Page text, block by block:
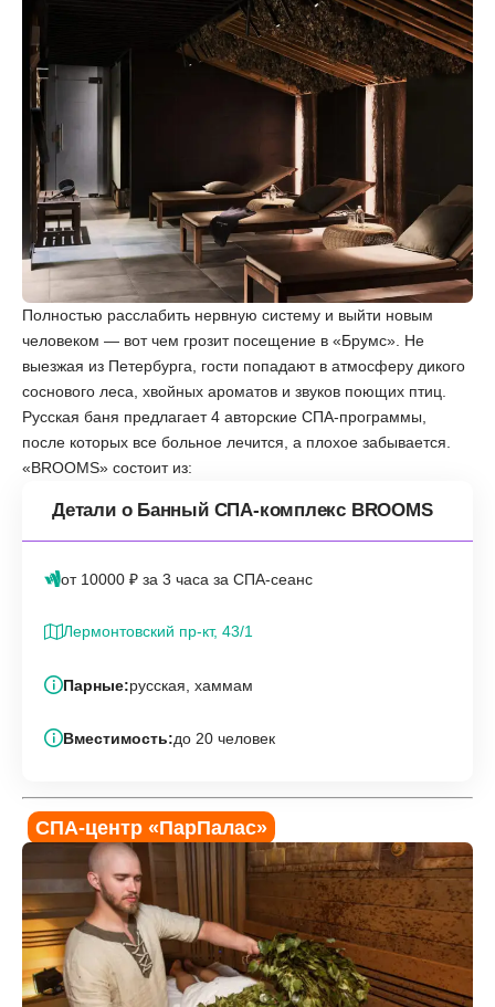
Полностью расслабить нервную систему и выйти новым
человеком — вот чем грозит посещение в «‎Брумс». Не
выезжая из Петербурга, гости попадают в атмосферу дикого
соснового леса, хвойных ароматов и звуков поющих птиц.
Русская баня предлагает 4 авторские СПА-программы,
после которых все больное лечится, а плохое забывается.
«‎BROOMS» состоит из:
Детали о Банный СПА-комплекс BROOMS
от 10000 ₽ за 3 часа за СПА-сеанс
Лермонтовский пр-кт, 43/1
Парные:русская, хаммам
Вместимость:до 20 человек
СПА-центр «‎ПарПалас»